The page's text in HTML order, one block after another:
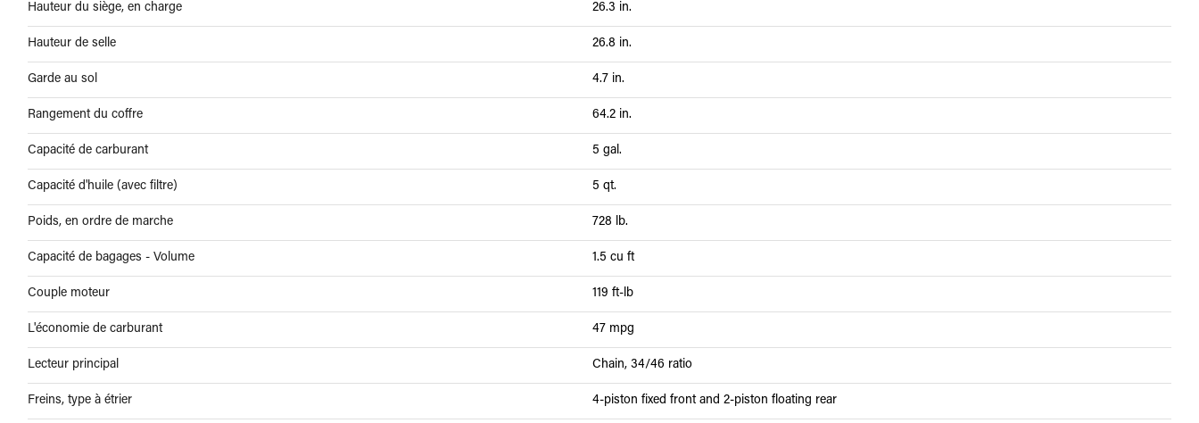
Hauteur du siège, en charge 26.3 in.
Hauteur de selle 26.8 in.
Garde au sol 4.7 in.
Rangement du coffre 64.2 in.
Capacité de carburant 5 gal.
Capacité d'huile (avec filtre) 5 qt.
Poids, en ordre de marche 728 lb.
Capacité de bagages - Volume 1.5 cu ft
Couple moteur 119 ft-lb
L'économie de carburant 47 mpg
Lecteur principal Chain, 34/46 ratio
Freins, type à étrier 4-piston fixed front and 2-piston floating rear